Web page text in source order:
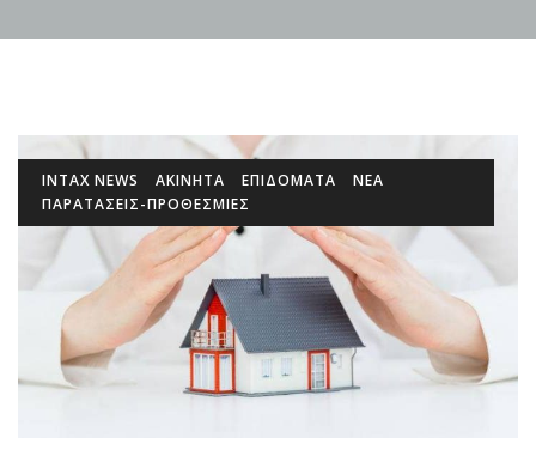
INTAX NEWS ΑΚΙΝΗΤΑ ΕΠΙΔΌΜΑΤΑ
ΝΕΑ
ΠΑΡΑΤΑΣΕΙΣ-ΠΡΟΘΕΣΜΙΕΣ